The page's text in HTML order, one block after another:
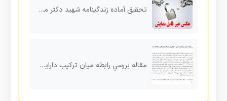
تحقیق آماده زندگینامه شهید دکتر مصطفی چمران
مقاله بررسي رابطه ميان ترکيب دارايی- بدهی و ريسك نقدينگي بانك‌ها در ايران